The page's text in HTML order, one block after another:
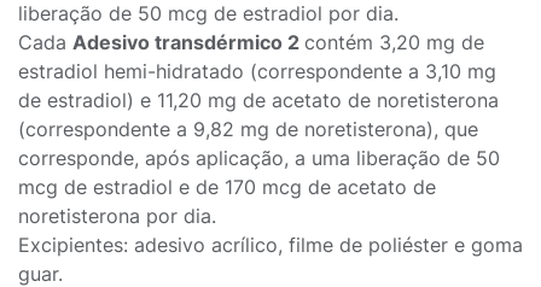
liberação de 50 mcg de estradiol por dia.
Cada Adesivo transdérmico 2 contém 3,20 mg de
estradiol hemi-hidratado (correspondente a 3,10 mg
de estradiol) e 11,20 mg de acetato de noretisterona
(correspondente a 9,82 mg de noretisterona), que
corresponde, após aplicação, a uma liberação de 50
mcg de estradiol e de 170 mcg de acetato de
noretisterona por dia.
Excipientes: adesivo acrílico, filme de poliéster e goma
guar.